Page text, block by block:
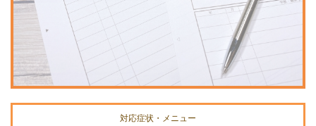
対応症状・メニュー